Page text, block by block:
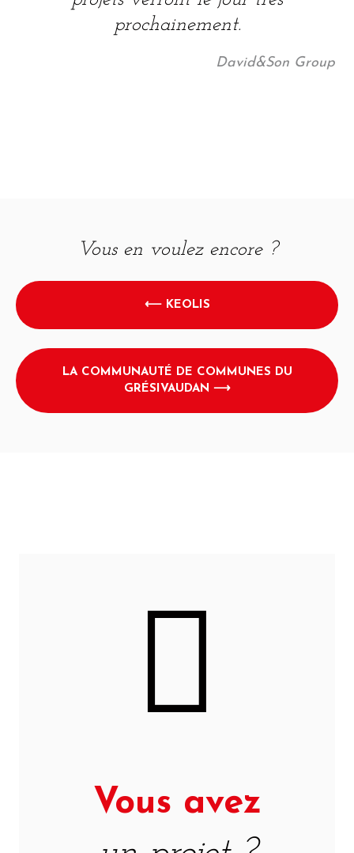
prochainement.
David&Son Group
Vous en voulez encore ?
⟵ KEOLIS
LA COMMUNAUTÉ DE COMMUNES DU
GRÉSIVAUDAN ⟶
Vous avez